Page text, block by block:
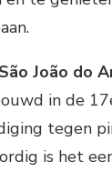
João do
in de
tegen
is het